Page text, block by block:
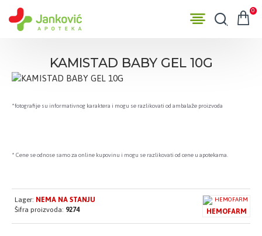
0
KAMISTAD BABY GEL 10G
*fotografije su informativnog karaktera i mogu se razlikovati od ambalaže proizvoda
* Cene se odnose samo za online kupovinu i mogu se razlikovati od cene u apotekama.
Lager: NEMA NA STANJU
Šifra proizvoda: 9274 HEMOFARM